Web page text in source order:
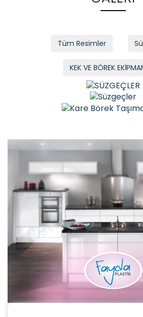
Tüm Resimler
KEK VE BÖREK
SÜZGEÇLER
SÜZGEÇLER